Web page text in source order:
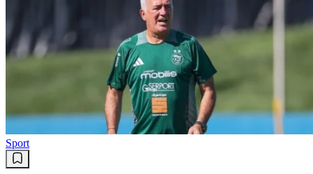
Sport